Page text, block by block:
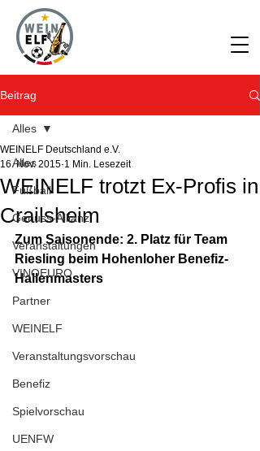
Beitrag
Alles
Fußball
Genuss-Allianz
Veranstaltungen
VINOEURO
Partner
WEINELF
Veranstaltungsvorschau
Benefiz
Spielvorschau
UENFW
Alles
WEINELF trotzt Ex-Profis in
Crailsheim
WEINELF Deutschland e.V.
16. Nov. 2015 1 Min. Lesezeit
Zum Saisonende: 2. Platz für Team
Riesling beim Hohenloher Benefiz-
Hallenmasters